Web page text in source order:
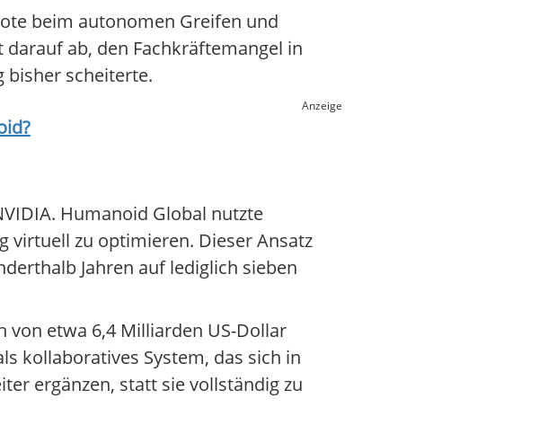
beim autonomen Greifen und
ab, den Fachkräftemangel in
bisher scheiterte.
Anzeige
?
Humanoid Global nutzte
virtuell zu optimieren. Dieser Ansatz
Jahren auf lediglich sieben
etwa 6,4 Milliarden US-Dollar
kollaboratives System, das sich in
ergänzen, statt sie vollständig zu